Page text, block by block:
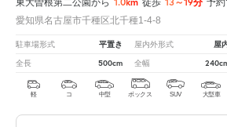
東大曽根第二公園から 徒歩
予約
愛知県名古屋市千種区北千種1-4-8
駐車場形式 平置き 屋内外形式 屋
全長 500cm 全幅
軽 コ 中型 ボックス SUV 大型車